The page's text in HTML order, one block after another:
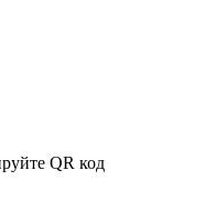
QR код